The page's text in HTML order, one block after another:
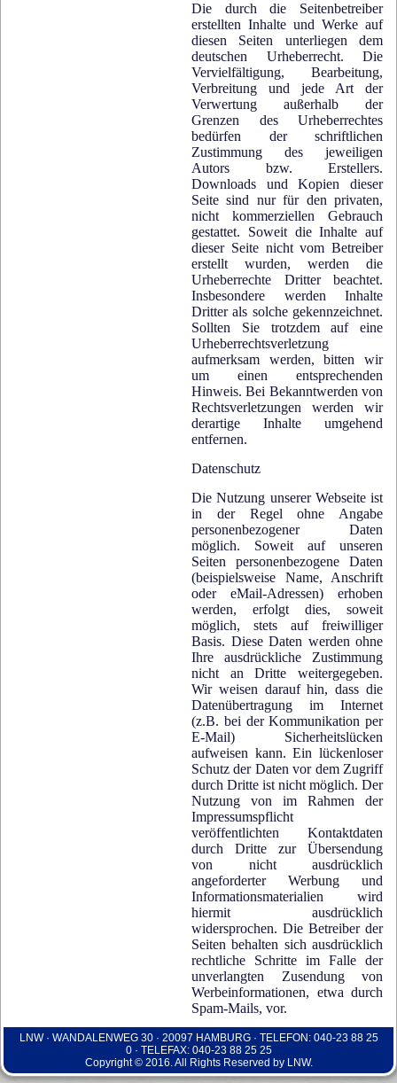
Die durch die Seitenbetreiber
erstellten Inhalte und Werke auf
diesen Seiten unterliegen dem
deutschen Urheberrecht. Die
Vervielfältigung, Bearbeitung,
Verbreitung und jede Art der
Verwertung außerhalb der
Grenzen des Urheberrechtes
bedürfen der schriftlichen
Zustimmung des jeweiligen
Autors bzw. Erstellers.
Downloads und Kopien dieser
Seite sind nur für den privaten,
nicht kommerziellen Gebrauch
gestattet. Soweit die Inhalte auf
dieser Seite nicht vom Betreiber
erstellt wurden, werden die
Urheberrechte Dritter beachtet.
Insbesondere werden Inhalte
Dritter als solche gekennzeichnet.
Sollten Sie trotzdem auf eine
Urheberrechtsverletzung
aufmerksam werden, bitten wir
um einen entsprechenden
Hinweis. Bei Bekanntwerden von
Rechtsverletzungen werden wir
derartige Inhalte umgehend
entfernen.
Datenschutz
Die Nutzung unserer Webseite ist
in der Regel ohne Angabe
personenbezogener Daten
möglich. Soweit auf unseren
Seiten personenbezogene Daten
(beispielsweise Name, Anschrift
oder eMail-Adressen) erhoben
werden, erfolgt dies, soweit
möglich, stets auf freiwilliger
Basis. Diese Daten werden ohne
Ihre ausdrückliche Zustimmung
nicht an Dritte weitergegeben.
Wir weisen darauf hin, dass die
Datenübertragung im Internet
(z.B. bei der Kommunikation per
E-Mail) Sicherheitslücken
aufweisen kann. Ein lückenloser
Schutz der Daten vor dem Zugriff
durch Dritte ist nicht möglich. Der
Nutzung von im Rahmen der
Impressumspflicht
veröffentlichten Kontaktdaten
durch Dritte zur Übersendung
von nicht ausdrücklich
angeforderter Werbung und
Informationsmaterialien wird
hiermit ausdrücklich
widersprochen. Die Betreiber der
Seiten behalten sich ausdrücklich
rechtliche Schritte im Falle der
unverlangten Zusendung von
Werbeinformationen, etwa durch
Spam-Mails, vor.
LNW · WANDALENWEG 30 · 20097 HAMBURG · TELEFON: 040-23 88 25
0 · TELEFAX: 040-23 88 25 25
Copyright © 2016. All Rights Reserved by LNW.